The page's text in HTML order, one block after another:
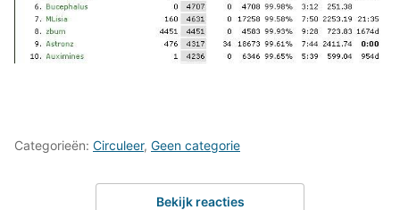
Categorieën: Circuleer, Geen categorie
Bekijk reacties